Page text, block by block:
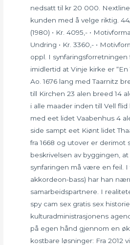
nedsatt til kr 20 000.
kunden med å velge riktig.
(1980) • Kr. 4095,- •
Undring • Kr. 3360,- •
oppl. I synfaringsforretningen
imidlertid at Vinje kirke er
Ao. 1676 lang med Taarnitz
till Kirchen 23 alen breed 14
i alle maader inden till Vell
med eet lidet Vaabenhus 4
side sampt eet Kiønt lidet
fra 1668 og utover er derimot
beskrivelsen av byggingen,
synfaringen må være en feil.
akkordeon-bass) har han
samarbeidspartnere. I
spy cam sex gratis sex
kulturadministrasjonens
på egen hånd gjennom en
kostbare løsninger: Fra 2012